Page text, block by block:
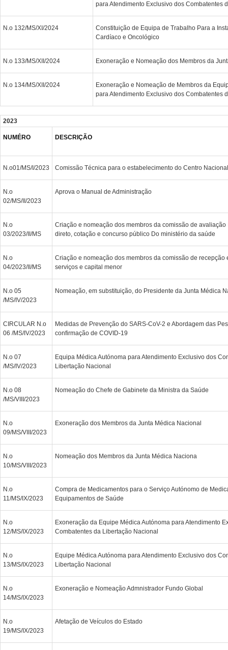
para Atendimento Exclusivo dos Combatentes
N.o 132/MS/XI/2024
Constituição de Equipa de Trabalho Para a
Cardíaco e Oncológico
N.o 133/MS/XII/2024 Exoneração e Nomeação dos Membros da
N.o 134/MS/XII/2024
Exoneração e Nomeação de Membros da
para Atendimento Exclusivo dos Combatentes
2023
NUMÉRO DESCRIÇÃO
N.o01/MS/I/2023 Comissão Técnica para o estabelecimento do Centro
N.o
02/MS/II/2023
Aprova o Manual de Administração
N.o
03/2023/II/MS
Criação e nomeação dos membros da comissão de
direto, cotação e concurso público Do ministério da saúde
N.o
04/2023/II/MS
Criação e nomeação dos membros da comissão de recepção
serviços e capital menor
N.o 05
/MS/IV/2023
Nomeação, em substituição, do Presidente da Junta Médica
CIRCULAR N.o
06 /MS/IV/2023
Medidas de Prevenção do SARS-CoV-2 e Abordagem das
confirmação de COVID-19
N.o 07
/MS/IV/2023
Equipa Médica Autónoma para Atendimento Exclusivo dos
Libertação Nacional
N.o 08
/MS/VIII/2023
Nomeação do Chefe de Gabinete da Ministra da Saúde
N.o
09/MS/VIII/2023
Exoneração dos Membros da Junta Médica Nacional
N.o
10/MS/VIII/2023
Nomeação dos Membros da Junta Médica Naciona
N.o
11/MS/IX/2023
Compra de Medicamentos para o Serviço Autónomo de
Equipamentos de Saúde
N.o
12/MS/IX/2023
Exoneração da Equipe Médica Autónoma para Atendimento
Combatentes da Libertação Nacional
N.o
13/MS/IX/2023
Equipe Médica Autónoma para Atendimento Exclusivo dos
Libertação Nacional
N.o
14/MS/IX/2023
Exoneração e Nomeação Admnistrador Fundo Global
N.o
19/MS/IX/2023
Afetação de Veículos do Estado